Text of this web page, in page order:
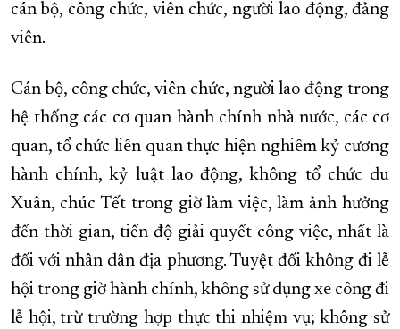
cán bộ, công chức, viên chức, người lao động, đảng
viên.
Cán bộ, công chức, viên chức, người lao động trong
hệ thống các cơ quan hành chính nhà nước, các cơ
quan, tổ chức liên quan thực hiện nghiêm kỷ cương
hành chính, kỷ luật lao động, không tổ chức du
Xuân, chúc Tết trong giờ làm việc, làm ảnh hưởng
đến thời gian, tiến độ giải quyết công việc, nhất là
đối với nhân dân địa phương. Tuyệt đối không đi lễ
hội trong giờ hành chính, không sử dụng xe công đi
lễ hội, trừ trường hợp thực thi nhiệm vụ; không sử